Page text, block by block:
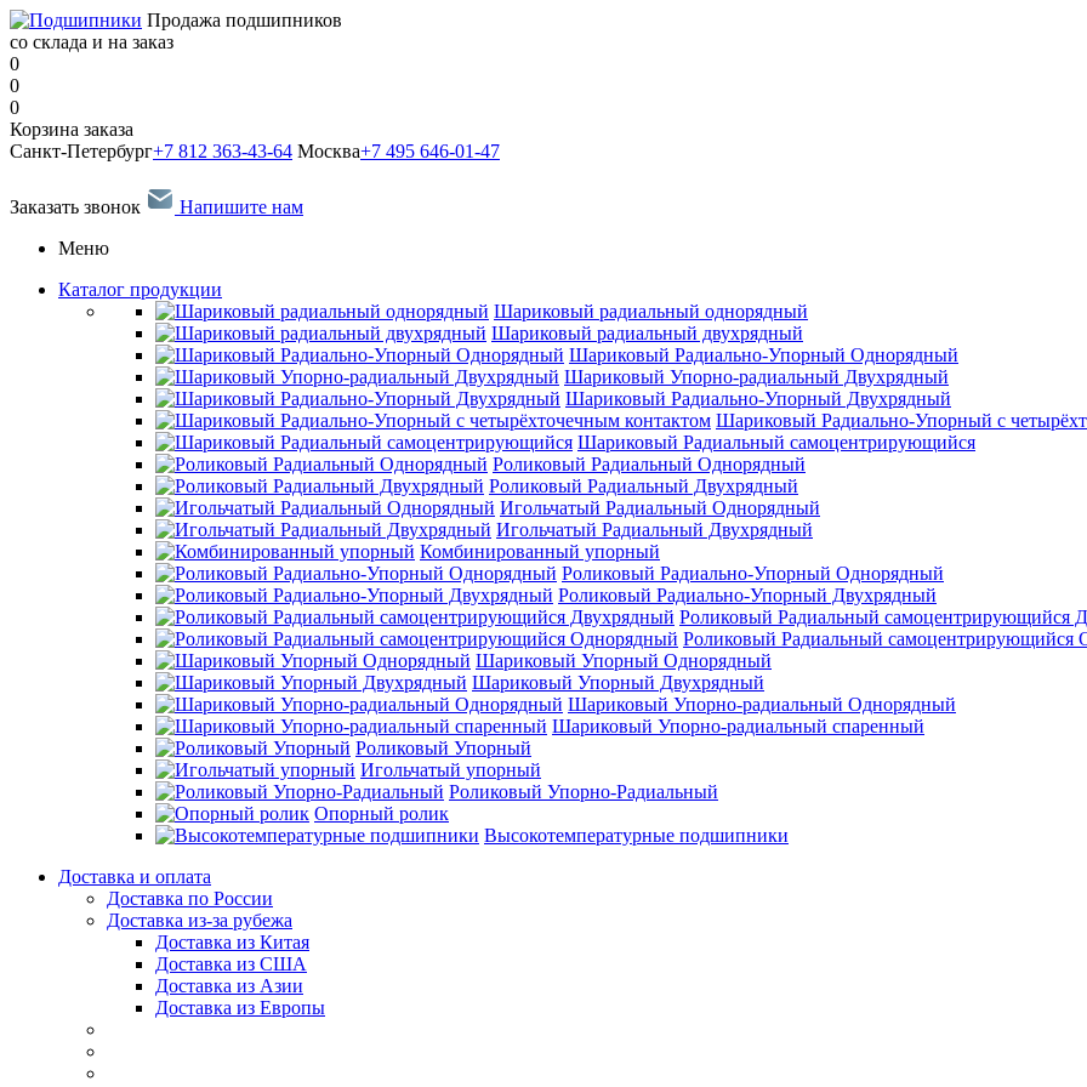
Продажа подшипников
со склада и на заказ
0
0
0
Корзина заказа
Санкт-Петербург+7 812 363-43-64 Москва+7 495 646-01-47
Заказать звонок
Напишите нам
Меню
Каталог продукции
Шариковый радиальный однорядный
Шариковый радиальный двухрядный
Шариковый Радиально-Упорный Однорядный
Шариковый Упорно-радиальный Двухрядный
Шариковый Радиально-Упорный Двухрядный
Шариковый Радиально-Упорный с
Шариковый Радиальный самоцентрирующийся
Роликовый Радиальный Однорядный
Роликовый Радиальный Двухрядный
Игольчатый Радиальный Однорядный
Игольчатый Радиальный Двухрядный
Комбинированный упорный
Роликовый Радиально-Упорный Однорядный
Роликовый Радиально-Упорный Двухрядный
Роликовый Радиальный самоцентрирующийся
Роликовый Радиальный самоцентрирующийся
Шариковый Упорный Однорядный
Шариковый Упорный Двухрядный
Шариковый Упорно-радиальный Однорядный
Шариковый Упорно-радиальный спаренный
Роликовый Упорный
Игольчатый упорный
Роликовый Упорно-Радиальный
Опорный ролик
Высокотемпературные подшипники
Доставка и оплата
Доставка по России
Доставка из-за рубежа
Доставка из Китая
Доставка из США
Доставка из Азии
Доставка из Европы